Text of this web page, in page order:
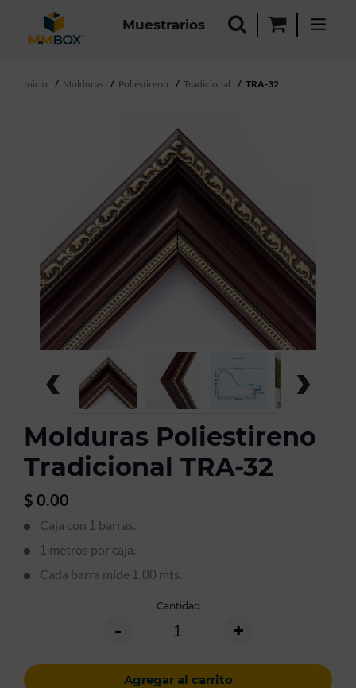
Muestrarios
Inicio Molduras Poliestireno Tradicional TRA-32
‹ ›
Molduras Poliestireno
Tradicional TRA-32
$ 0.00
Caja con 1 barras.
1 metros por caja.
Cada barra mide 1.00 mts.
Cantidad
- +
Agregar al carrito